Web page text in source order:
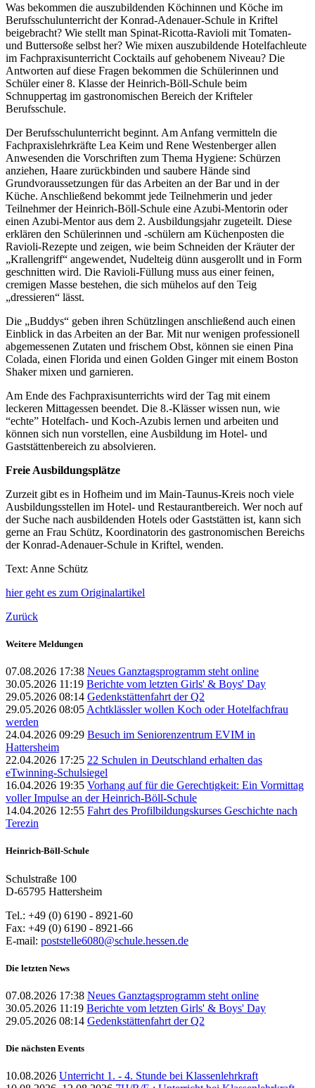
Was bekommen die auszubildenden Köchinnen und Köche im
Berufsschulunterricht der Konrad-Adenauer-Schule in Kriftel
beigebracht? Wie stellt man Spinat-Ricotta-Ravioli mit Tomaten-
und Buttersoße selbst her? Wie mixen auszubildende Hotelfachleute
im Fachpraxisunterricht Cocktails auf gehobenem Niveau? Die
Antworten auf diese Fragen bekommen die Schülerinnen und
Schüler einer 8. Klasse der Heinrich-Böll-Schule beim
Schnuppertag im gastronomischen Bereich der Krifteler
Berufsschule.
Der Berufsschulunterricht beginnt. Am Anfang vermitteln die
Fachpraxislehrkräfte Lea Keim und Rene Westenberger allen
Anwesenden die Vorschriften zum Thema Hygiene: Schürzen
anziehen, Haare zurückbinden und saubere Hände sind
Grundvoraussetzungen für das Arbeiten an der Bar und in der
Küche. Anschließend bekommt jede Teilnehmerin und jeder
Teilnehmer der Heinrich-Böll-Schule eine Azubi-Mentorin oder
einen Azubi-Mentor aus dem 2. Ausbildungsjahr zugeteilt. Diese
erklären den Schülerinnen und -schülern am Küchenposten die
Ravioli-Rezepte und zeigen, wie beim Schneiden der Kräuter der
„Krallengriff“ angewendet, Nudelteig dünn ausgerollt und in Form
geschnitten wird. Die Ravioli-Füllung muss aus einer feinen,
cremigen Masse bestehen, die sich mühelos auf den Teig
„dressieren“ lässt.
Die „Buddys“ geben ihren Schützlingen anschließend auch einen
Einblick in das Arbeiten an der Bar. Mit nur wenigen professionell
abgemessenen Zutaten und frischem Obst, können sie einen Pina
Colada, einen Florida und einen Golden Ginger mit einem Boston
Shaker mixen und garnieren.
Am Ende des Fachpraxisunterrichts wird der Tag mit einem
leckeren Mittagessen beendet. Die 8.-Klässer wissen nun, wie
“echte” Hotelfach- und Koch-Azubis lernen und arbeiten und
können sich nun vorstellen, eine Ausbildung im Hotel- und
Gaststättenbereich zu absolvieren.
Freie Ausbildungsplätze
Zurzeit gibt es in Hofheim und im Main-Taunus-Kreis noch viele
Ausbildungsstellen im Hotel- und Restaurantbereich. Wer noch auf
der Suche nach ausbildenden Hotels oder Gaststätten ist, kann sich
gerne an Frau Schütz, Koordinatorin des gastronomischen Bereichs
der Konrad-Adenauer-Schule in Kriftel, wenden.
Text: Anne Schütz
hier geht es zum Originalartikel
Zurück
Weitere Meldungen
07.08.2026 17:38 Neues Ganztagsprogramm steht online
30.05.2026 11:19 Berichte vom letzten Girls' & Boys' Day
29.05.2026 08:14 Gedenkstättenfahrt der Q2
29.05.2026 08:05 Achtklässler wollen Koch oder Hotelfachfrau
werden
24.04.2026 09:29 Besuch im Seniorenzentrum EVIM in
Hattersheim
22.04.2026 17:25 22 Schulen in Deutschland erhalten das
eTwinning-Schulsiegel
16.04.2026 19:35 Vorhang auf für die Gerechtigkeit: Ein Vormittag
voller Impulse an der Heinrich-Böll-Schule
14.04.2026 12:55 Fahrt des Profilbildungskurses Geschichte nach
Terezin
Heinrich-Böll-Schule
Schulstraße 100
D-65795 Hattersheim
Tel.: +49 (0) 6190 - 8921-60
Fax: +49 (0) 6190 - 8921-66
E-mail: poststelle6080@schule.hessen.de
Die letzten News
07.08.2026 17:38 Neues Ganztagsprogramm steht online
30.05.2026 11:19 Berichte vom letzten Girls' & Boys' Day
29.05.2026 08:14 Gedenkstättenfahrt der Q2
Die nächsten Events
10.08.2026 Unterricht 1. - 4. Stunde bei Klassenlehrkraft